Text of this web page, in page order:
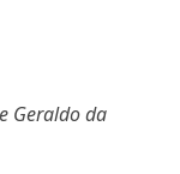
Geraldo da